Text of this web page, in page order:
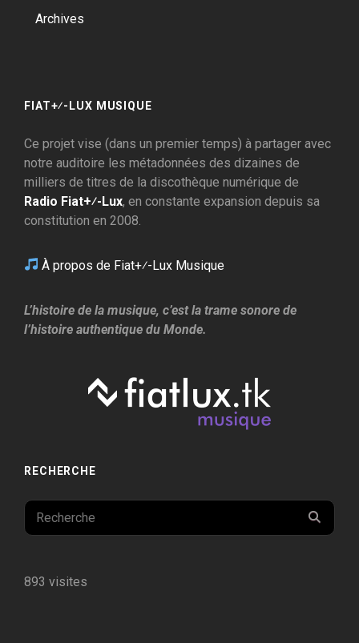
Archives
FIAT+⁄-LUX MUSIQUE
Ce projet vise (dans un premier temps) à partager avec
notre auditoire les métadonnées des dizaines de
milliers de titres de la discothèque numérique de
Radio Fiat+⁄-Lux, en constante expansion depuis sa
constitution en 2008.
À propos de Fiat+⁄-Lux Musique
L’histoire de la musique, c’est la trame sonore de
l’histoire authentique du Monde.
RECHERCHE
Search
for:
893 visites